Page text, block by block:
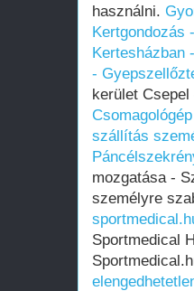
használni.
Kertgondozás
Kertesházban
-
kerület
szállítás
mozgatása -
személyre
Sportmedical